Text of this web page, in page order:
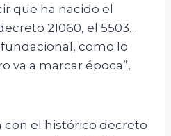
que ha nacido el
21060, el 5503…
como lo
va a marcar época”,
con el histórico decreto